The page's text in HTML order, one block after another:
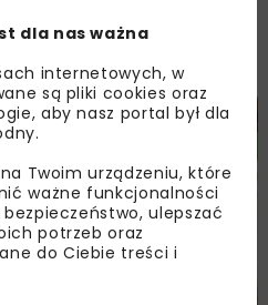
kontraktem
dla
ENERGETYKA BEZ KATEGORII
dla nas ważna
internetowych, w
są pliki cookies oraz
aby nasz portal był dla
Twoim urządzeniu, które
ważne funkcjonalności
ulepszać
potrzeb oraz
do Ciebie treści i